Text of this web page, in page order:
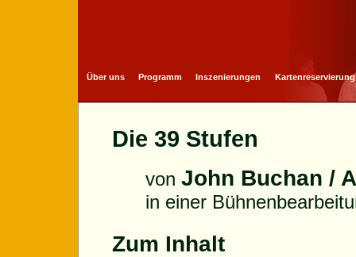
Über uns Programm Inszenierungen Kartenreservierung
Die 39 Stufen
von John Buchan /
in einer
Zum Inhalt